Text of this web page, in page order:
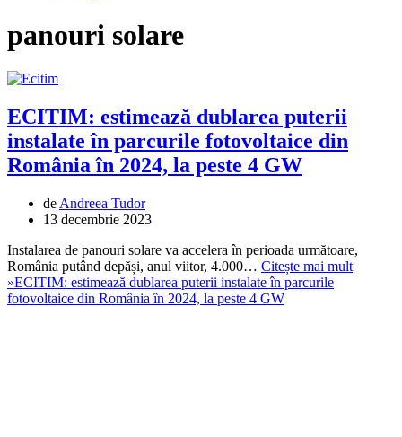
panouri solare
ECITIM: estimează dublarea puterii
instalate în parcurile fotovoltaice din
România în 2024, la peste 4 GW
de Andreea Tudor
13 decembrie 2023
Instalarea de panouri solare va accelera în perioada următoare,
România putând depăși, anul viitor, 4.000… Citește mai mult
»ECITIM: estimează dublarea puterii instalate în parcurile
fotovoltaice din România în 2024, la peste 4 GW